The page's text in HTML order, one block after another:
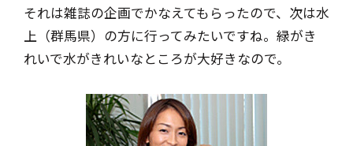
それは雑誌の企画でかなえてもらったので、次は水
上（群馬県）の方に行ってみたいですね。緑がき
れいで水がきれいなところが大好きなので。